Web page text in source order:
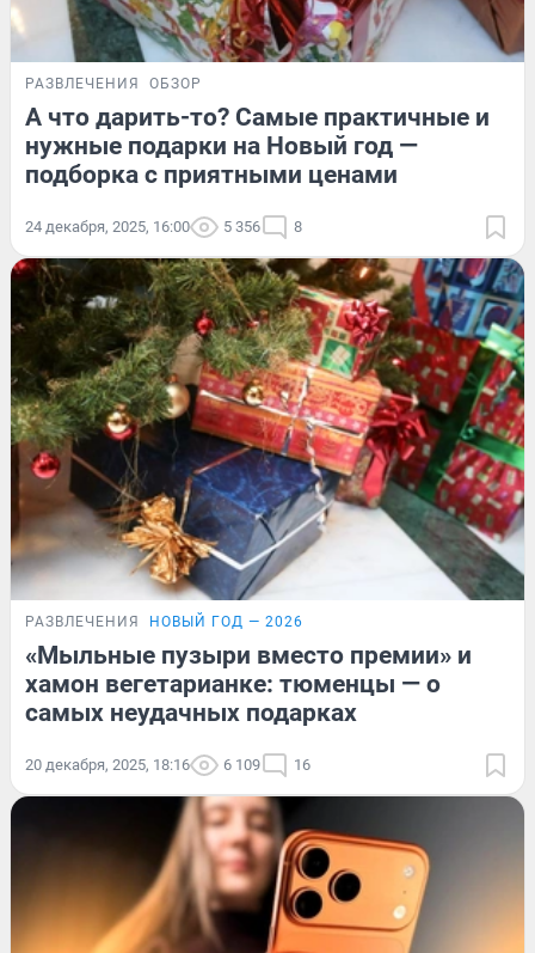
РАЗВЛЕЧЕНИЯ ОБЗОР
А что дарить-то? Самые практичные и
нужные подарки на Новый год —
подборка с приятными ценами
24 декабря, 2025, 16:00 5 356 8
РАЗВЛЕЧЕНИЯ НОВЫЙ ГОД — 2026
«Мыльные пузыри вместо премии» и
хамон вегетарианке: тюменцы — о
самых неудачных подарках
20 декабря, 2025, 18:16 6 109 16